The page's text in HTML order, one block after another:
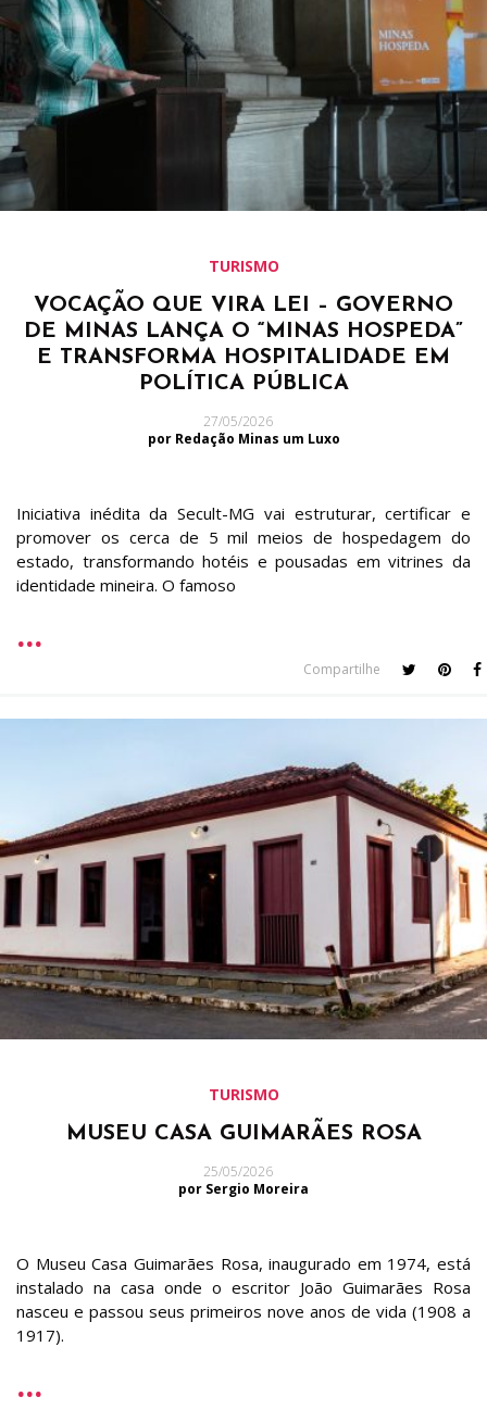
TURISMO
VOCAÇÃO QUE VIRA LEI – GOVERNO
DE MINAS LANÇA O “MINAS HOSPEDA”
E TRANSFORMA HOSPITALIDADE EM
POLÍTICA PÚBLICA
27/05/2026
por Redação Minas um Luxo
Iniciativa inédita da Secult-MG vai estruturar, certificar e
promover os cerca de 5 mil meios de hospedagem do
estado, transformando hotéis e pousadas em vitrines da
identidade mineira. O famoso
Compartilhe
TURISMO
MUSEU CASA GUIMARÃES ROSA
25/05/2026
por Sergio Moreira
O Museu Casa Guimarães Rosa, inaugurado em 1974, está
instalado na casa onde o escritor João Guimarães Rosa
nasceu e passou seus primeiros nove anos de vida (1908 a
1917).